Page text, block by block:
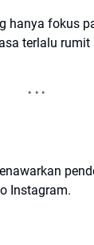
hanya fokus
terlalu rumit
Instagram.